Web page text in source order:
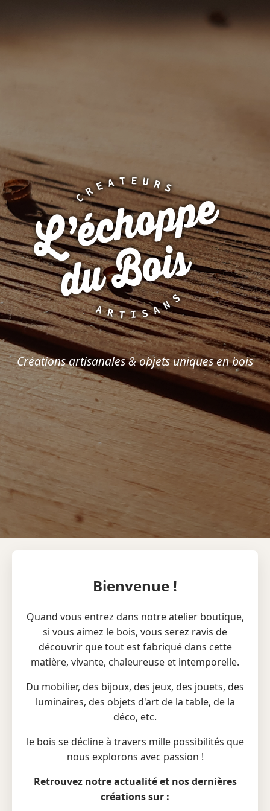
Créations artisanales & objets uniques en bois
Bienvenue !
Quand vous entrez dans notre atelier boutique,
si vous aimez le bois, vous serez ravis de
découvrir que tout est fabriqué dans cette
matière, vivante, chaleureuse et intemporelle.
Du mobilier, des bijoux, des jeux, des jouets, des
luminaires, des objets d'art de la table, de la
déco, etc.
le bois se décline à travers mille possibilités que
nous explorons avec passion !
Retrouvez notre actualité et nos dernières
créations sur :